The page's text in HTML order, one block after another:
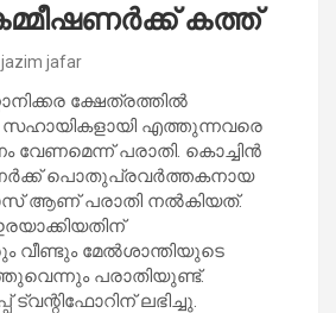
കത്ത്
jafar
ക്ഷേത്രത്തില്‍
സഹായികളായി എത്തുന്നവരെ
വേണമെന്ന് പരാതി. കൊച്ചിന്‍
പൊതുപ്രവര്‍ത്തകനായ
ആണ് പരാതി നല്‍കിയത്.
വീണ്ടും മേല്‍ശാന്തിയുടെ
പരാതിയുണ്ട്.
ലഭിച്ചു.